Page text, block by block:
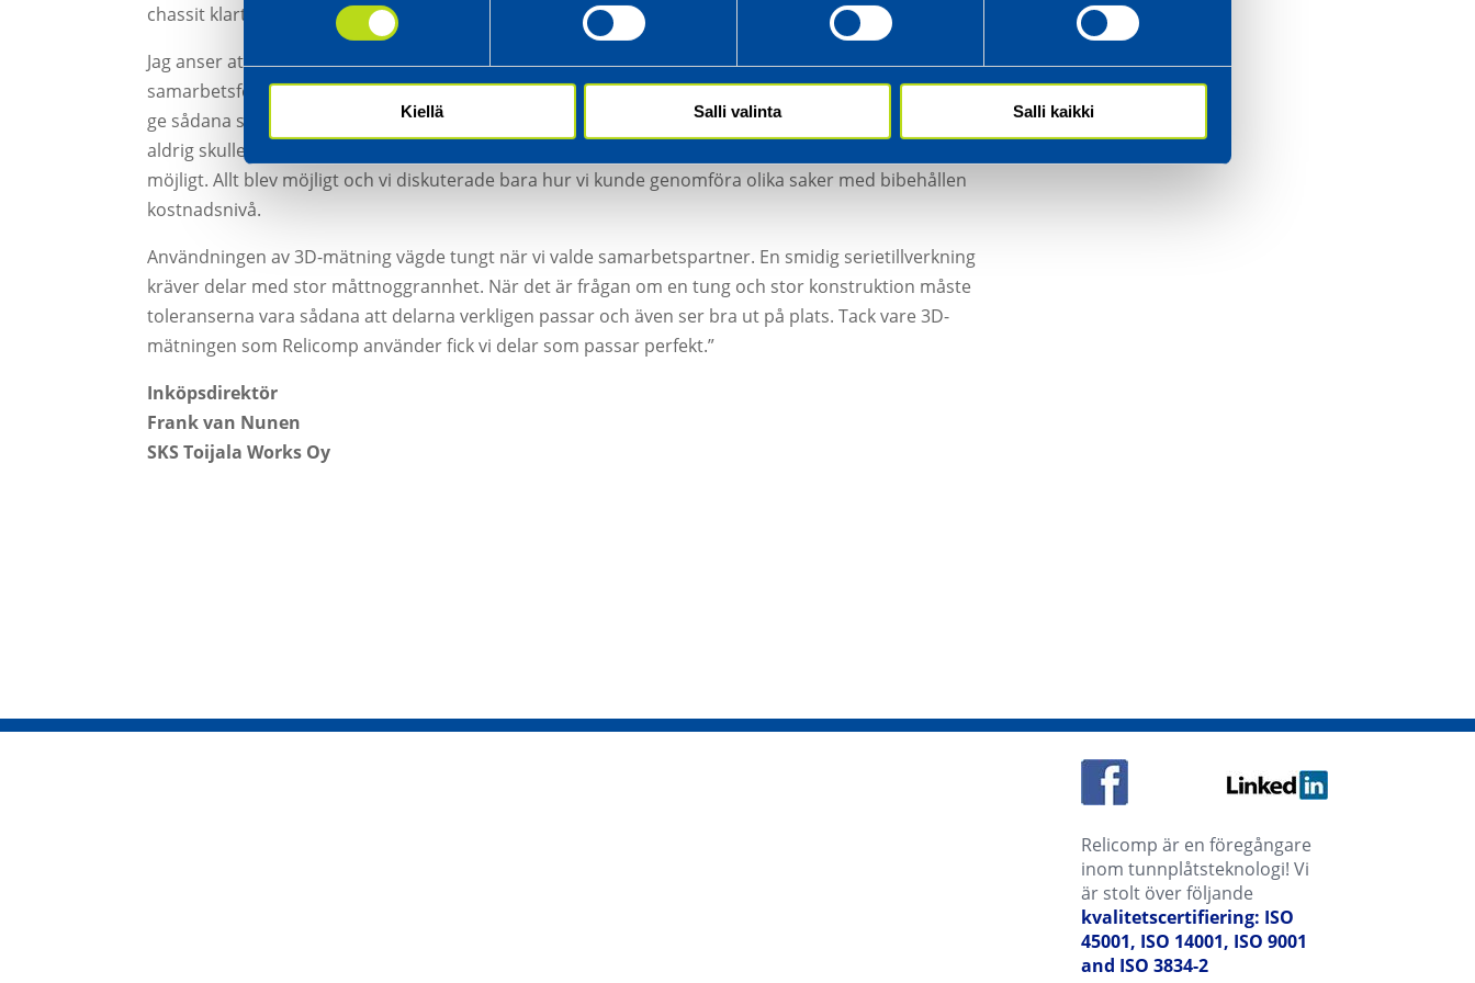
Kiellä Salli valinta Salli kaikki
chassit klart, men saknade deras syn på själva produktionen.
Jag anser att Relicomp besitter spetskompetens inom den här branschen. Det syns i form av kvalitet,
samarbetsförmåga och flexibilitet. Även i det här projektet kunde de ställa precis de rätta frågorna och
ge sådana svar att arbetet framskred på ett effektivt sätt. De presenterade sådana förslag som vi själva
aldrig skulle ha kommit på. Avgörande i sammanhanget var också att vi aldrig diskuterade om något var
möjligt. Allt blev möjligt och vi diskuterade bara hur vi kunde genomföra olika saker med bibehållen
kostnadsnivå.
Användningen av 3D-mätning vägde tungt när vi valde samarbetspartner. En smidig serietillverkning
kräver delar med stor måttnoggrannhet. När det är frågan om en tung och stor konstruktion måste
toleranserna vara sådana att delarna verkligen passar och även ser bra ut på plats. Tack vare 3D-
mätningen som Relicomp använder fick vi delar som passar perfekt.”
Inköpsdirektör
Frank van Nunen
SKS Toijala Works Oy
Relicomp är en föregångare
inom tunnplåtsteknologi! Vi
är stolt över följande
kvalitetscertifiering: ISO
45001, ISO 14001, ISO 9001
and ISO 3834-2